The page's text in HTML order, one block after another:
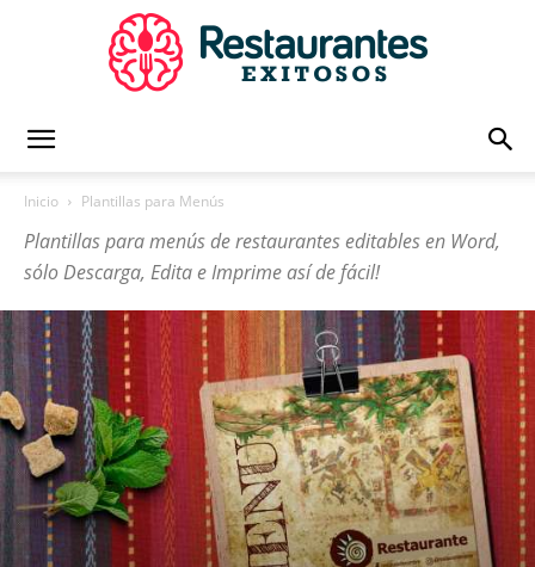
|
Capacitación
Inicio Plantillas para Menús
Plantillas para menús de restaurantes editables en Word,
sólo Descarga, Edita e Imprime así de fácil!